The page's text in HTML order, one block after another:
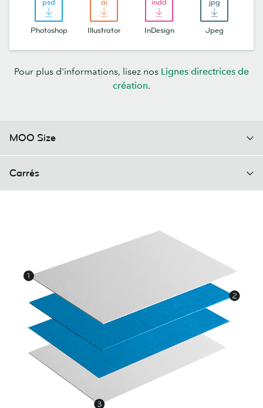
Photoshop Illustrator InDesign Jpeg
Pour plus d'informations, lisez nos Lignes directrices de
création.
MOO Size
Carrés